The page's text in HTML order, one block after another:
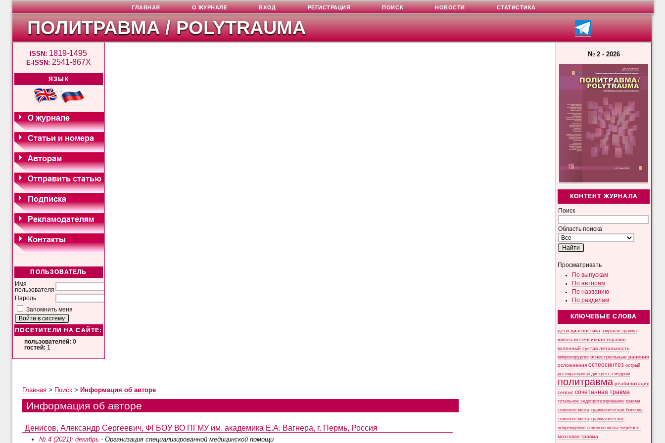
ПОЛИТРАВМА / POLYTRAUMA
ISSN: 1819-1495
E-ISSN: 2541-867X
ЯЗЫК
ПОЛЬЗОВАТЕЛЬ
Имя
пользователя
Пароль
Запомнить меня
ПОСЕТИТЕЛИ НА САЙТЕ:
пользователей: 0
гостей: 1
№ 2 - 2026
КОНТЕНТ ЖУРНАЛА
Поиск
Область поиска
Просматривать
По выпускам
По авторам
По названию
По разделам
КЛЮЧЕВЫЕ СЛОВА
дети диагностика закрытая травма
живота интенсивная терапия
коленный сустав летальность
микрохирургия огнестрельные ранения
осложнения остеосинтез острый
респираторный дистресс-синдром
политравма реабилитация
сепсис сочетанная травма
тотальное эндопротезирование травма
спинного мозга травматическая болезнь
спинного мозга травматическое
повреждение спинного мозга черепно-
мозговая травма
ГЛАВНАЯ О ЖУРНАЛЕ ВХОД РЕГИСТРАЦИЯ ПОИСК НОВОСТИ СТАТИСТИКА
Главная> Поиск> Информация об авторе
Информация об авторе
Денисов, Александр Сергеевич, ФГБОУ ВО ПГМУ им. академика Е.А. Вагнера, г. Пермь, Россия
№ 4 (2021): декабрь - Организация специализированной медицинской помощи